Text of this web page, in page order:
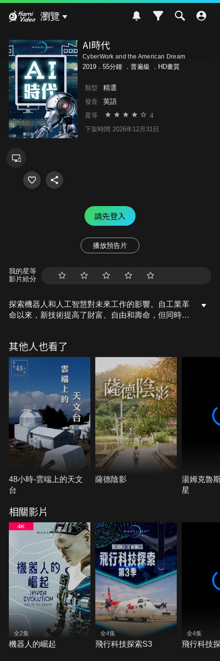
瀏覽
AI時代
CyberWork and the American Dream
2019．55分鐘 ． 普遍級 ．HD畫質
類型 精選
發音 英語
星等 4
下架時間 2026年12月31日
請先登入
播放預告片
我的星等
影片給分
探索機器人和人工智慧對未來工作的影響。自工業革
命以來，新技術提高了財富、自由和壽命，但同時也
你嗎？
其他人也看了
48小時-雲端上的天文
台
薩德陰影
湯姆克魯
星
相關影片
全2集
機器人的崛起
全4集
飛行科技探索S3
全4集
飛行科技